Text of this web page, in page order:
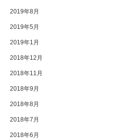
2019年8月
2019年5月
2019年1月
2018年12月
2018年11月
2018年9月
2018年8月
2018年7月
2018年6月